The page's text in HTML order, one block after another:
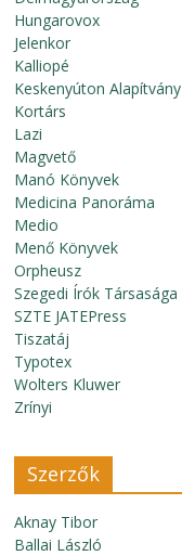
Hungarovox
Jelenkor
Kalliopé
Keskenyúton Alapítvány
Kortárs
Lazi
Magvető
Manó Könyvek
Medicina Panoráma
Medio
Menő Könyvek
Orpheusz
Szegedi Írók Társasága
SZTE JATEPress
Tiszatáj
Typotex
Wolters Kluwer
Zrínyi
Szerzők
Aknay Tibor
Ballai László